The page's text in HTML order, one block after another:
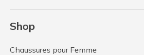
Shop
Chaussures pour Femme